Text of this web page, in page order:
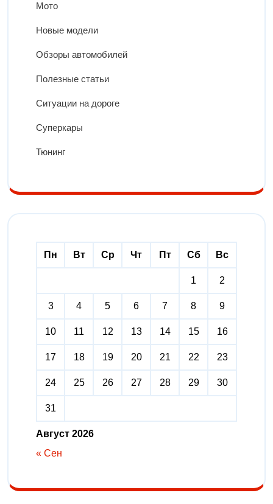
Мото
Новые модели
Обзоры автомобилей
Полезные статьи
Ситуации на дороге
Суперкары
Тюнинг
Август 2026
Пн Вт Ср Чт Пт Сб Вс
1 2
3 4 5 6 7 8 9
10 11 12 13 14 15 16
17 18 19 20 21 22 23
24 25 26 27 28 29 30
31
« Сен